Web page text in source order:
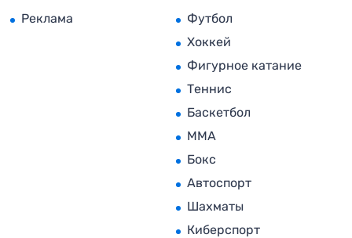
Реклама
Футбол
Хоккей
Фигурное катание
Теннис
Баскетбол
MMA
Бокс
Автоспорт
Шахматы
Киберспорт